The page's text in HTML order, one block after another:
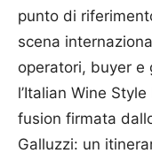
punto di
scena
operatori, buyer e
l’Italian Wine
fusion firmata
Galluzzi: un